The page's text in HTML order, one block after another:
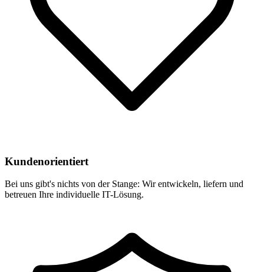
Kundenorientiert
Bei uns gibt's nichts von der Stange: Wir entwickeln, liefern und
betreuen Ihre individuelle IT-Lösung.